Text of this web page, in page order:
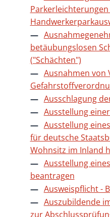
betäubungslosen
("Schächten")
Ausnahmen von
Ausschlagung
Ausstellung
Ausstellung
für deutsche
Wohnsitz im Inland
Ausstellung
beantragen
Ausweispflicht -
Auszubildende
zur